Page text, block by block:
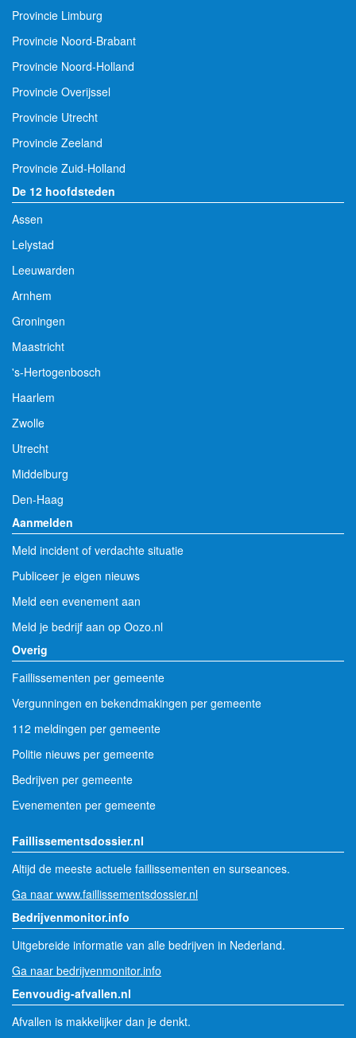
Provincie Limburg
Provincie Noord-Brabant
Provincie Noord-Holland
Provincie Overijssel
Provincie Utrecht
Provincie Zeeland
Provincie Zuid-Holland
De 12 hoofdsteden
Assen
Lelystad
Leeuwarden
Arnhem
Groningen
Maastricht
's-Hertogenbosch
Haarlem
Zwolle
Utrecht
Middelburg
Den-Haag
Aanmelden
Meld incident of verdachte situatie
Publiceer je eigen nieuws
Meld een evenement aan
Meld je bedrijf aan op Oozo.nl
Overig
Faillissementen per gemeente
Vergunningen en bekendmakingen per gemeente
112 meldingen per gemeente
Politie nieuws per gemeente
Bedrijven per gemeente
Evenementen per gemeente
Faillissementsdossier.nl
Altijd de meeste actuele faillissementen en surseances.
Ga naar www.faillissementsdossier.nl
Bedrijvenmonitor.info
Uitgebreide informatie van alle bedrijven in Nederland.
Ga naar bedrijvenmonitor.info
Eenvoudig-afvallen.nl
Afvallen is makkelijker dan je denkt.